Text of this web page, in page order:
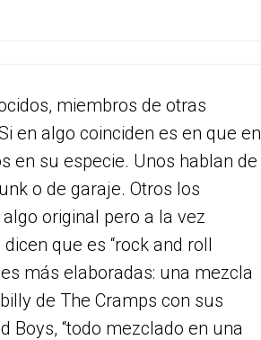
miembros de otras
en algo coinciden es en que en
en su especie. Unos hablan de
o de garaje. Otros los
original pero a la vez
que es “rock and roll
más elaboradas: una mezcla
de The Cramps con sus
Boys, “todo mezclado en una